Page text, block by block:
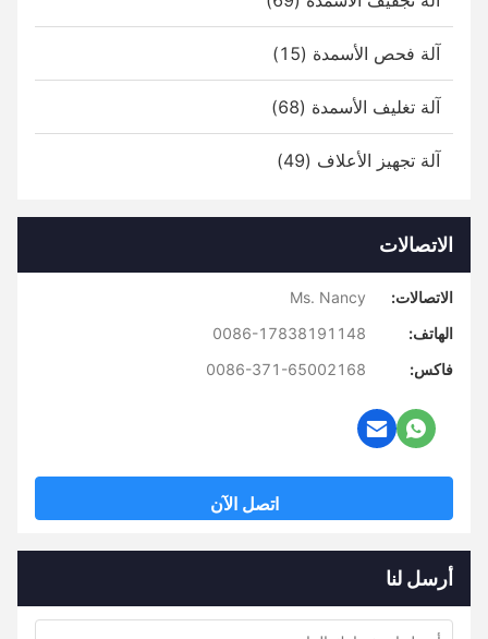
آلة فحص الأسمدة (15)
آلة تغليف الأسمدة (68)
آلة تجهيز الأعلاف (49)
الاتصالات
الاتصالات:
Ms. Nancy
الهاتف:
0086-17838191148
فاكس:
0086-371-65002168
اتصل الآن
أرسل لنا